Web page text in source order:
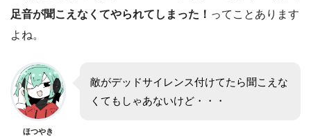
足音が聞こえなくてやられてしまった！ ってことあります
よね。
ほつやき
敵がデッドサイレンス付けてたら聞こえな
くてもしゃあないけど・・・